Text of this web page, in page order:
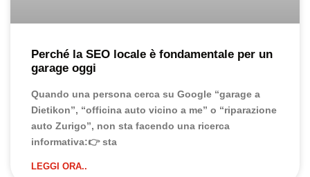
Perché la SEO locale è fondamentale per un
garage oggi
Quando una persona cerca su Google “garage a
Dietikon”, “officina auto vicino a me” o “riparazione
auto Zurigo”, non sta facendo una ricerca
informativa:👉 sta
LEGGI ORA..